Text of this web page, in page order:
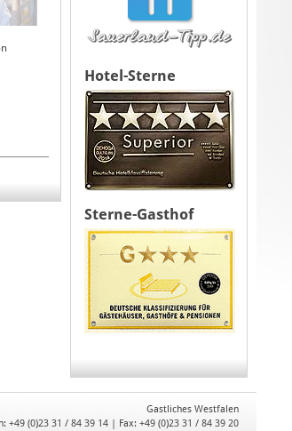
Hotel-Sterne
Sterne-Gasthof
Gastliches Westfalen
+49 (0)23 31 / 84 39 14 | Fax: +49 (0)23 31 / 84 39 20